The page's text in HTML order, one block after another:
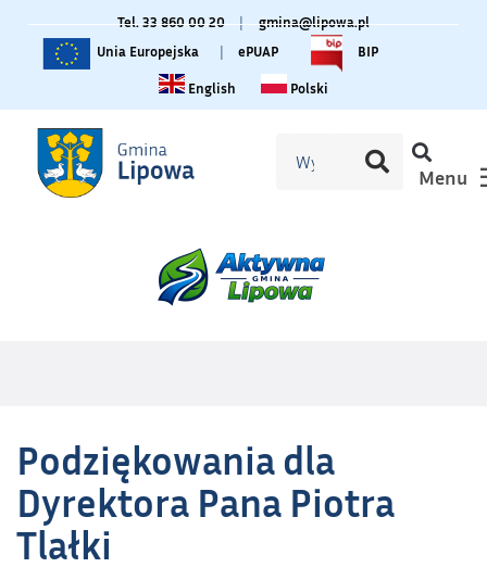
Tel. 33 860 00 20 |
gmina@lipowa.pl
Unia Europejska
| ePUAP
BIP
Change language to English
English Zmiana języka na polski
Polski
Menu
Podziękowania dla
Dyrektora Pana Piotra
Tlałki